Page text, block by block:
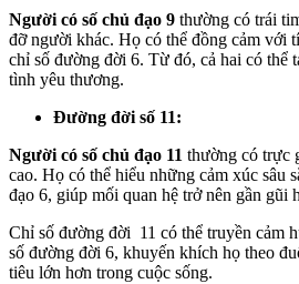
Người có số chủ đạo 9 thường có trái
đỡ người khác. Họ có thể đồng cảm với
chỉ số đường đời 6. Từ đó, cả hai có thể
tình yêu thương.
Đường đời số 11:
Người có số chủ đạo 11 thường có trực
cao. Họ có thể hiểu những cảm xúc sâu
đạo 6, giúp mối quan hệ trở nên gần gũi
Chỉ số đường đời 11 có thể truyền cảm
số đường đời 6, khuyến khích họ theo
tiêu lớn hơn trong cuộc sống.